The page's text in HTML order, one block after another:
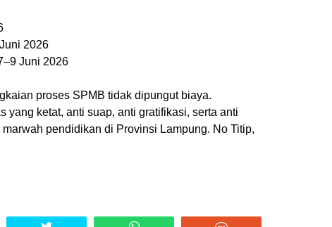
2026
Juni 2026
proses SPMB tidak dipungut biaya.
yang ketat, anti suap, anti gratifikasi, serta anti
pendidikan di Provinsi Lampung. No Titip,